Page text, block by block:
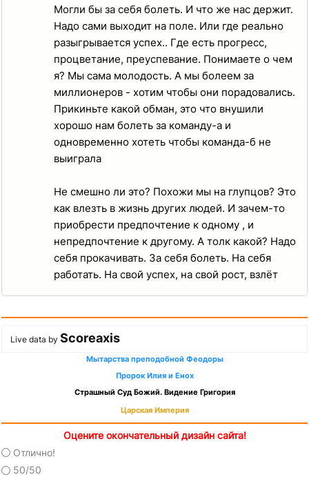
Могли бы за себя болеть. И что же нас держит.
Надо сами выходит на поле. Или где реально
разыгрывается успех.. Где есть прогресс,
процветание, преуспевание. Понимаете о чем
я? Мы сама молодость. А мы болеем за
миллионеров - хотим чтобы они порадовались.
Прикиньте какой обман, это что внушили
хорошо нам болеть за команду-а и
одновременно хотеть чтобы команда-б не
выиграла
Не смешно ли это? Похожи мы на глупцов? Это
как влезть в жизнь других людей. И зачем-то
приобрести предпочтение к одному , и
непредпочтение к другому. А толк какой? Надо
себя прокачивать. За себя болеть. На себя
работать. На свой успех, на свой рост, взлёт
Live data by Scoreaxis
Мытарства преподобной Феодоры
Пророк Илия и Енох
Страшный Суд Божий. Видение Григория
Царская Империя
Оцените окончательный дизайн сайта!
Отлично!
50/50